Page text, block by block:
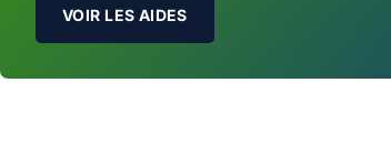
VOIR LES AIDES